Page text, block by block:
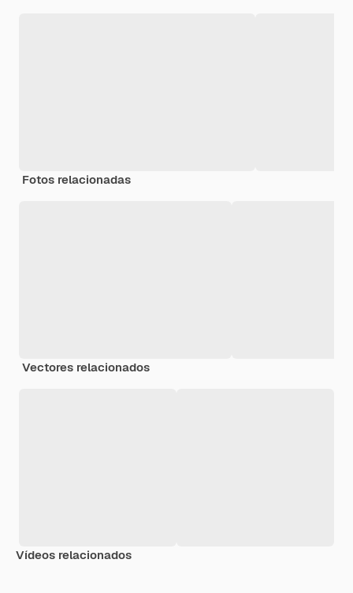
Fotos relacionadas
Vectores relacionados
Vídeos relacionados